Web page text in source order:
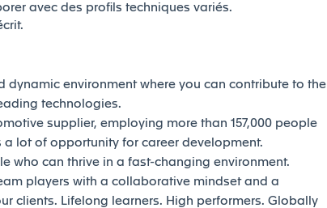
avec des profils techniques variés.
dynamic environment where you can contribute to the
technologies.
supplier, employing more than 157,000 people
a lot of opportunity for career development.
who can thrive in a fast-changing environment.
players with a collaborative mindset and a
clients. Lifelong learners. High performers. Globally